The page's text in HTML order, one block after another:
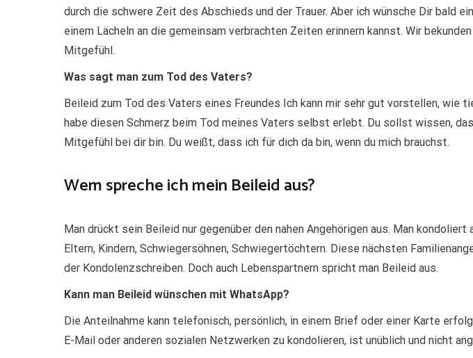
durch die schwere Zeit des Abschieds und der Trauer. Aber ich wünsche Dir bald
einem Lächeln an die gemeinsam verbrachten Zeiten erinnern kannst. Wir
Mitgefühl.
Was sagt man zum Tod des Vaters?
Beileid zum Tod des Vaters eines Freundes Ich kann mir sehr gut vorstellen, wie
habe diesen Schmerz beim Tod meines Vaters selbst erlebt. Du sollst wissen,
Mitgefühl bei dir bin. Du weißt, dass ich für dich da bin, wenn du mich brauchst.
Wem spreche ich mein Beileid aus?
Man drückt sein Beileid nur gegenüber den nahen Angehörigen aus. Man kondoliert
Eltern, Kindern, Schwiegersöhnen, Schwiegertöchtern. Diese nächsten
der Kondolenzschreiben. Doch auch Lebenspartnern spricht man Beileid aus.
Kann man Beileid wünschen mit WhatsApp?
Die Anteilnahme kann telefonisch, persönlich, in einem Brief oder einer Karte
E-Mail oder anderen sozialen Netzwerken zu kondolieren, ist unüblich und nicht